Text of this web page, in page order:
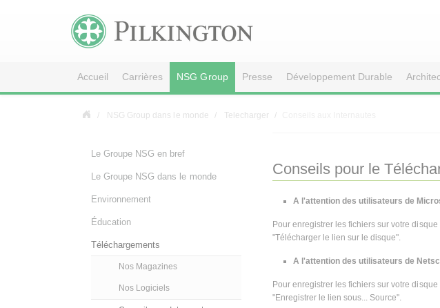
Accueil Carrières NSG Group Presse Développement Durable
NSG Group dans le monde Telecharger
Conseils pour le
A l'attention des utilisateurs de
Pour enregistrer les fichiers sur votre
"Télécharger le lien sur le disque".
A l'attention des utilisateurs de
Pour enregistrer les fichiers sur votre
"Enregistrer le lien sous... Source".
Le Groupe NSG en bref
Le Groupe NSG dans le monde
Environnement
Éducation
Téléchargements
Nos Magazines
Nos Logiciels